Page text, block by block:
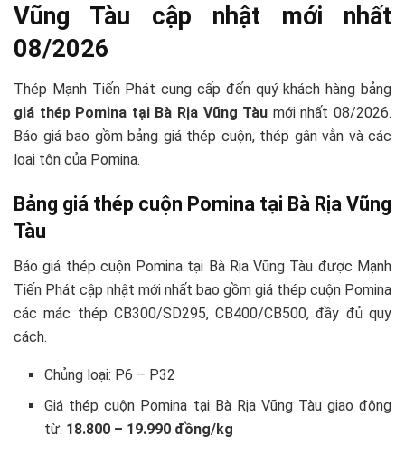
Vũng Tàu cập nhật mới nhất
08/2026
Thép Mạnh Tiến Phát cung cấp đến quý khách hàng bảng
giá thép Pomina tại Bà Rịa Vũng Tàu mới nhất 08/2026.
Báo giá bao gồm bảng giá thép cuộn, thép gân vằn và các
loại tôn của Pomina.
Bảng giá thép cuộn Pomina tại Bà Rịa Vũng
Tàu
Báo giá thép cuộn Pomina tại Bà Rịa Vũng Tàu được Mạnh
Tiến Phát cập nhật mới nhất bao gồm giá thép cuộn Pomina
các mác thép CB300/SD295, CB400/CB500, đầy đủ quy
cách.
Chủng loại: P6 – P32
Giá thép cuộn Pomina tại Bà Rịa Vũng Tàu giao động
từ: 18.800 – 19.990 đồng/kg